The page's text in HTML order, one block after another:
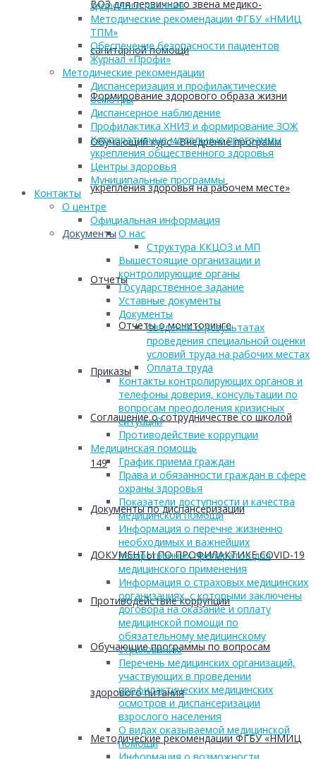
ВОЗ для первичного звена медико-
санитарной помощи
Формирование здорового образа жизни
Обучающий курс «Внедрение программ
укрепления здоровья на рабочем месте»
Документы
Отчеты
Отчеты о мониторинге
Приказы
Соглашение о сотрудничестве со школой
149
Документы по диспансеризации
ДОКУМЕНТЫ ПО ПРОФИЛАКТИКЕ COVID-19
Противодействие коррупции
Обучающие программы по вопросам
здорового питания
Методические рекомендации ФГБУ «НМИЦ
здорового питания
Методические рекомендации ФГБУ «НМИЦ
ТПМ»
Обеспечение безопасности пациентов
Журнал «Профи»
Методические рекомендации
Диспансеризация и профилактические
осмотры
Диспансерное наблюдение
Профилактика ХНИЗ и формирование ЗОЖ
Корпоративные модельные программы
укрепления общественного здоровья
Центры здоровья
Муниципальные программы
Контакты
О центре
Официальная информация
О нас
Структура ККЦОЗ и МП
Вышестоящие организации и
контролирующие органы
Государственное задание
Уставные документы
Документы
Сведения о результатах
проведения специальной оценки
условий труда на рабочих местах
Оплата труда
Контакты контролирующих органов и
телефоны доверия, консультации по
вопросам преодоления кризисных
ситуаций
Противодействие коррупции
Медицинская помощь
График приема граждан
Права и обязанности граждан в сфере
охраны здоровья
Показатели доступности и качества
медицинской помощи
Информация о перечне жизненно
необходимых и важнейших
лекарственных препаратов для
медицинского применения
Информация о страховых медицинских
организациях, с которыми заключены
договора на оказание и оплату
медицинской помощи по
обязательному медицинскому
страхованию
Перечень медицинских организаций,
участвующих в проведении
профилактических медицинских
осмотров и диспансеризации
взрослого населения
О видах оказываемой медицинской
помощи